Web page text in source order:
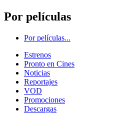
Por películas
Por películas...
Estrenos
Pronto en Cines
Noticias
Reportajes
VOD
Promociones
Descargas